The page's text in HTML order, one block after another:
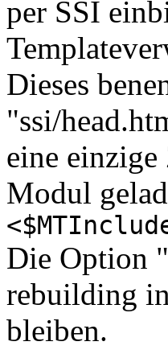
per SSI
Dieses
"ssi/
eine
Modul
Die Option
rebuilding
bleiben.